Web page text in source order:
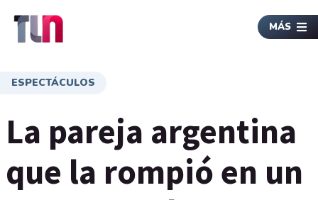
MÁS
ESPECTÁCULOS
La pareja argentina
que la rompió en un